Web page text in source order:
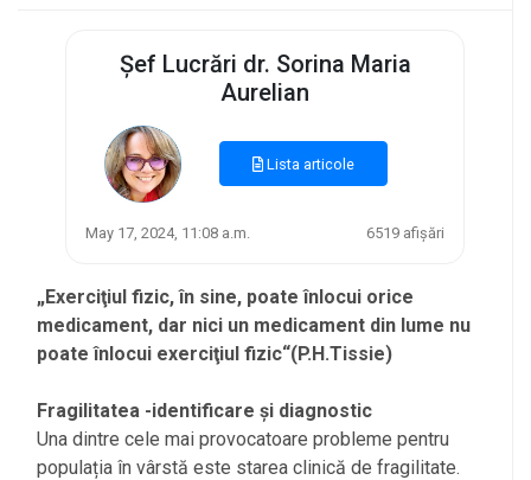
Șef Lucrări dr. Sorina Maria
Aurelian
Lista articole
May 17, 2024, 11:08 a.m. 6519 afișări
„Exerciţiul fizic, în sine, poate înlocui orice
medicament, dar nici un medicament din lume nu
poate înlocui exerciţiul fizic“(P.H.Tissie)
Fragilitatea -identificare și diagnostic
Una dintre cele mai provocatoare probleme pentru
populația în vârstă este starea clinică de fragilitate.